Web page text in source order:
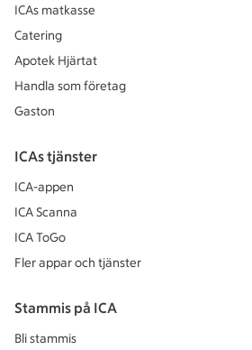
ICAs matkasse
Catering
Apotek Hjärtat
Handla som företag
Gaston
ICAs tjänster
ICA-appen
ICA Scanna
ICA ToGo
Fler appar och tjänster
Stammis på ICA
Bli stammis